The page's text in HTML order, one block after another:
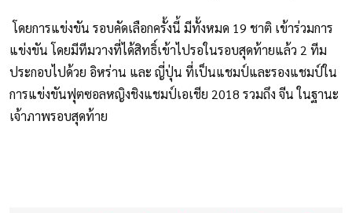
โดยการแข่งขัน รอบคัดเลือกครั้งนี้ มีทั้งหมด 19 ชาติ เข้าร่วมการ
แข่งขัน โดยมีทีมวางที่ได้สิทธิ์เข้าไปรอในรอบสุดท้ายแล้ว 2 ทีม
ประกอบไปด้วย อิหร่าน และ ญี่ปุ่น ที่เป็นแชมป์และรองแชมป์ใน
การแข่งขันฟุตซอลหญิงชิงแชมป์เอเชีย 2018 รวมถึง จีน ในฐานะ
เจ้าภาพรอบสุดท้าย